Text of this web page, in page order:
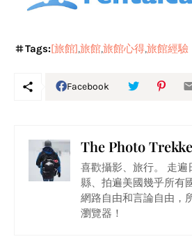
Tags:[旅館] 旅館旅館心得旅館經驗
Facebook
The Photo
喜歡攝影、旅行。 走遍
縣、拍遍美國幾乎所有
網路自由和言論自由，
瀏覽器！